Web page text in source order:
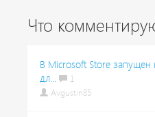
Что
В Microsoft Store запущен
дл...
1
Avgustin85